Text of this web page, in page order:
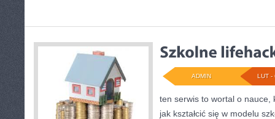
LUT -
ADMIN
ten serwis to wortal o nauce,
jak kształcić się w modelu